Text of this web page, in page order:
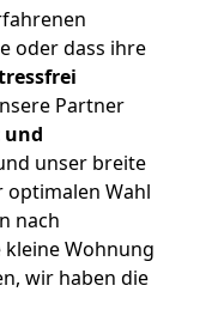
oder dass ihre
Partner
und
unser breite
optimalen Wahl
nach
kleine Wohnung
wir haben die